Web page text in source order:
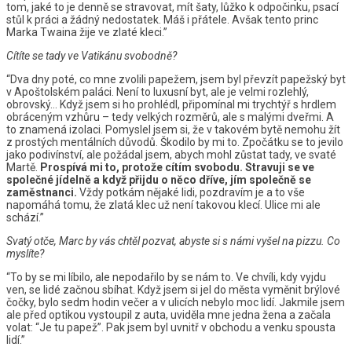
tom, jaké to je denně se stravovat, mít šaty, lůžko k odpočinku, psací
stůl k práci a žádný nedostatek. Máš i přátele. Avšak tento princ
Marka Twaina žije ve zlaté kleci.”
Cítíte se tady ve Vatikánu svobodně?
“Dva dny poté, co mne zvolili papežem, jsem byl převzít papežský byt
v Apoštolském paláci. Není to luxusní byt, ale je velmi rozlehlý,
obrovský… Když jsem si ho prohlédl, připomínal mi trychtýř s hrdlem
obráceným vzhůru – tedy velkých rozměrů, ale s malými dveřmi. A
to znamená izolaci. Pomyslel jsem si, že v takovém bytě nemohu žít
z prostých mentálních důvodů. Škodilo by mi to. Zpočátku se to jevilo
jako podivínství, ale požádal jsem, abych mohl zůstat tady, ve svaté
Martě. Prospívá mi to, protože cítím svobodu. Stravuji se ve
společné jídelně a když přijdu o něco dříve, jím společně se
zaměstnanci. Vždy potkám nějaké lidi, pozdravím je a to vše
napomáhá tomu, že zlatá klec už není takovou klecí. Ulice mi ale
schází.”
Svatý otče, Marc by vás chtěl pozvat, abyste si s námi vyšel na pizzu. Co
myslíte?
“To by se mi líbilo, ale nepodařilo by se nám to. Ve chvíli, kdy vyjdu
ven, se lidé začnou sbíhat. Když jsem si jel do města vyměnit brýlové
čočky, bylo sedm hodin večer a v ulicích nebylo moc lidí. Jakmile jsem
ale před optikou vystoupil z auta, uviděla mne jedna žena a začala
volat: “Je tu papež”. Pak jsem byl uvnitř v obchodu a venku spousta
lidí.”